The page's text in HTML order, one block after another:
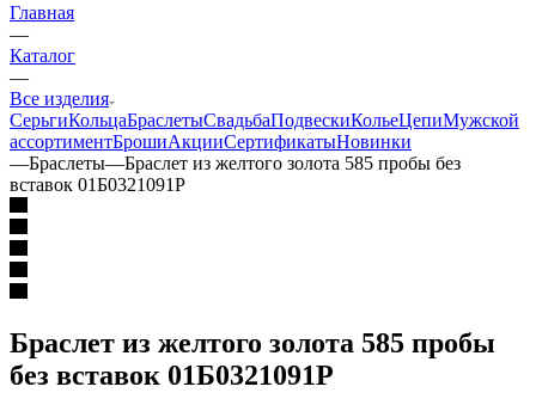
Главная
—
Каталог
—
Все изделия
СерьгиКольцаБраслетыСвадьбаПодвескиКольеЦепиМужской
ассортиментБрошиАкцииСертификатыНовинки
—Браслеты—Браслет из желтого золота 585 пробы без
вставок 01Б0321091Р
Браслет из желтого золота 585 пробы
без вставок 01Б0321091Р